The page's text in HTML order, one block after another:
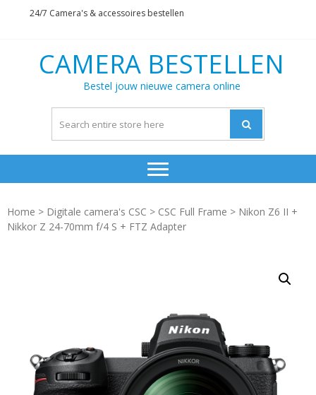
24/7 Camera's & accessoires bestellen
CAMERA BESTELLEN
Bestel jouw nieuwe camera online
Home > Digitale camera's CSC > CSC Full Frame > Nikon Z6 II +
Nikkor Z 24-70mm f/4 S + FTZ Adapter